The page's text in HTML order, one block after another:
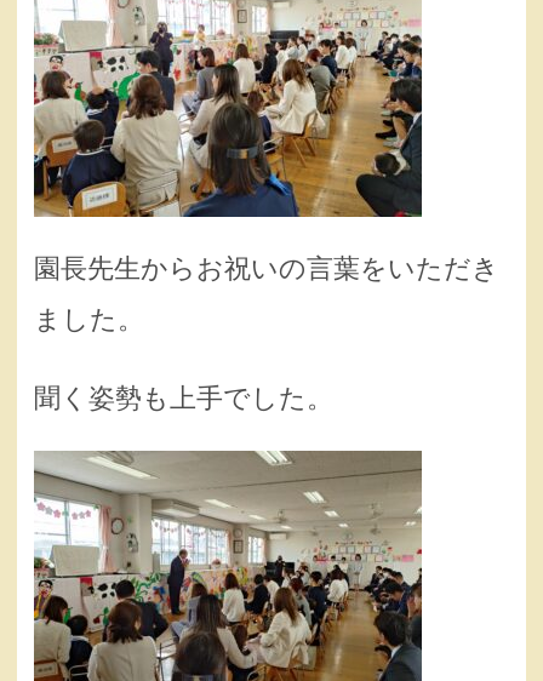
園長先生からお祝いの言葉をいただき
ました。
聞く姿勢も上手でした。